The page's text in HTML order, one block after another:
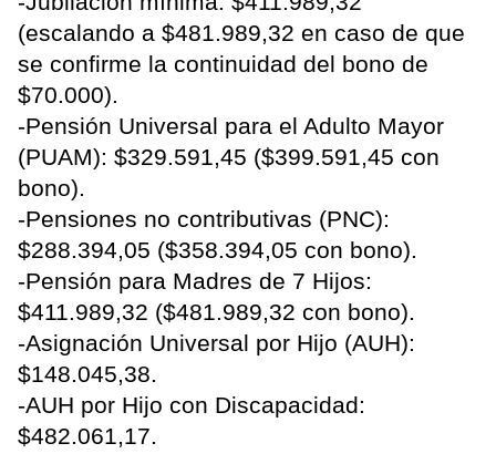
(escalando a $481.989,32 en caso de que
se confirme la continuidad del bono de
$70.000).
-Pensión Universal para el Adulto Mayor
(PUAM): $329.591,45 ($399.591,45 con
bono).
-Pensiones no contributivas (PNC):
$288.394,05 ($358.394,05 con bono).
-Pensión para Madres de 7 Hijos:
$411.989,32 ($481.989,32 con bono).
-Asignación Universal por Hijo (AUH):
$148.045,38.
-AUH por Hijo con Discapacidad:
$482.061,17.